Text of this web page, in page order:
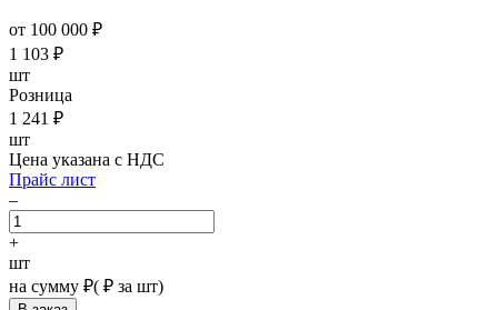
от 100 000 ₽
1 103 ₽
шт
Розница
1 241 ₽
шт
Цена указана с НДС
Прайс лист
–
+
шт
на сумму ₽( ₽ за шт)